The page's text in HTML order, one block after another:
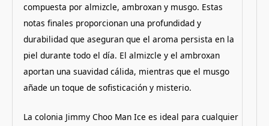
compuesta por almizcle, ambroxan y musgo. Estas
notas finales proporcionan una profundidad y
durabilidad que aseguran que el aroma persista en la
piel durante todo el día. El almizcle y el ambroxan
aportan una suavidad cálida, mientras que el musgo
añade un toque de sofisticación y misterio.
La colonia Jimmy Choo Man Ice es ideal para cualquier